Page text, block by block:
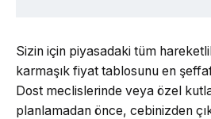
Sizin için piyasadaki tüm
karmaşık fiyat tablosunu en
Dost meclislerinde veya özel
planlamadan önce, cebinizden